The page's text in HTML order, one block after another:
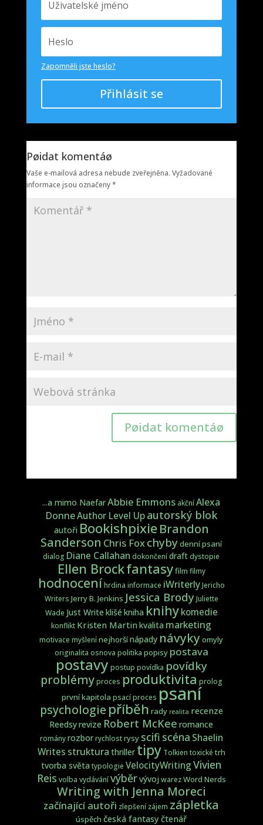
Zapomněli jste heslo?
Přihlásit se
Pøidat komentáø
Vaše e-mailová adresa nebude zveřejněna. Vyžadované
informace jsou označeny*
Pøidat komentáø
...a mimo NaefarAbbie Emmons akční Alexa
DonneAuthor Level Upautorský blok
autoři BookishpixieBrandon
Sanderson Chris Foxchybydenní psaní
dialog Diane Callahan dokončení draft dystopie
Ellen Brockfantasyfilm filmy
hodnoceníhrdina informace iWriterlyJericho
Writers Jerry B. Jenkins Jessica BrodyJuliette
Wade Just Write klišé kniha knihykomedie
konflikt Kristen Martinkvalita marketing
motivace myšlení nejhoršínápady návyky omyly
originalita osnova politika popisy postava
postavy postup povídka povídky
problémyproces produktivita prolog
první kapitola psací proces psaní
psychologie příběh rady realita recenze
Reedsyrevize Robert McKee romance
rományrozborrychlostrysy scifi scéna Shaelin
Writes struktura thriller tipy Tolkien toxické trh
tvorba světa typologie VelocityWriting Vivien
Reis volba vydávánívýběrvývoj warezWord Nerds
Writing with Jenna Moreci
začínající autoři zlepšení zájem zápletka
úspěch česká fantasyčtenář